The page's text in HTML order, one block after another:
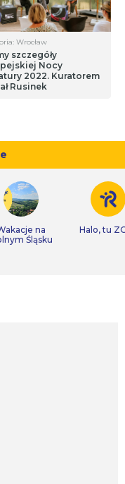
Wrocław
szczegóły
Nocy
2022. Kuratorem
Rusinek
na
Śląsku
Halo, tu